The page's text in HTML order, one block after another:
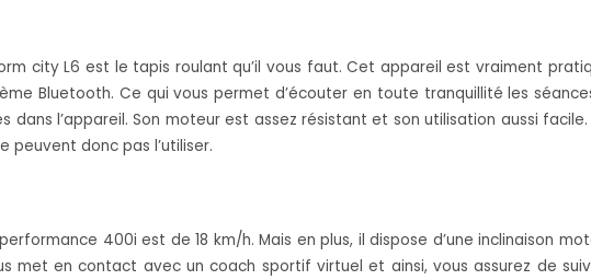
city L6 est le tapis roulant qu’il vous faut. Cet appareil est vraiment
Bluetooth. Ce qui vous permet d’écouter en toute tranquillité les
dans l’appareil. Son moteur est assez résistant et son utilisation aussi
peuvent donc pas l’utiliser.
400i est de 18 km/h. Mais en plus, il dispose d’une inclinaison
met en contact avec un coach sportif virtuel et ainsi, vous assurez de